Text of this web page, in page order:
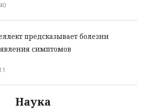
предсказывает болезни
симптомов
Наука